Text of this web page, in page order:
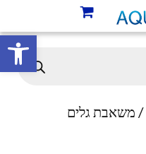
פתח
/ משאבת גלים